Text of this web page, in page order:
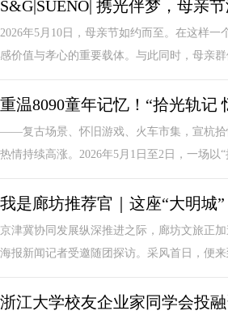
S&G|SUENO| 携光伴梦，母亲
2026年5月10日，母亲节如约而至。在这样
感价值与孝心的重要载体。与此同时，母亲
重温8090童年记忆！“拾光轨记
——复古场景、怀旧游戏、火车市集，宣杭拾
热情持续高涨。2026年5月1日至2日，一场以
我是廊坊推荐官｜这座“大明城
京津冀协同发展纵深推进之际，廊坊文旅正
海报新闻记者受邀随团探访。采风首日，便
浙江大学校友企业家同学会投